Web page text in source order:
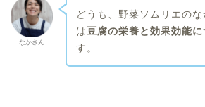
なかさん
どうも、野菜ソムリエの
は豆腐の栄養と効果効能
す。